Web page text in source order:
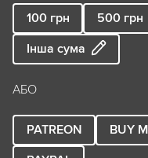
100 грн 500 грн
Інша сума
АБО
PATREON BUY